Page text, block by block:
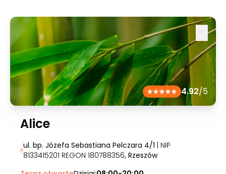
4.92/5
Alice
ul. bp. Józefa Sebastiana Pelczara 4/1 | NIP
8133415201 REGON 180788356, Rzeszów